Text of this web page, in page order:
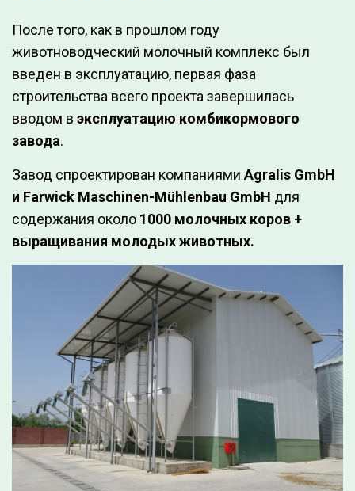
После того, как в прошлом году
животноводческий молочный комплекс был
введен в эксплуатацию, первая фаза
строительства всего проекта завершилась
вводом в эксплуатацию комбикормового
завода.
Завод спроектирован компаниями Agralis GmbH
и Farwick Maschinen-Mühlenbau GmbH для
содержания около 1000 молочных коров +
выращивания молодых животных.